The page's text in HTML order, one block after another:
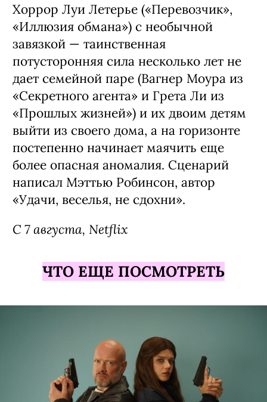
Хоррор Луи Летерье («Перевозчик»,
«Иллюзия обмана») с необычной
завязкой — таинственная
потусторонняя сила несколько лет не
дает семейной паре (Вагнер Моура из
«Секретного агента» и Грета Ли из
«Прошлых жизней») и их двоим детям
выйти из своего дома, а на горизонте
постепенно начинает маячить еще
более опасная аномалия. Сценарий
написал Мэттью Робинсон, автор
«Удачи, веселья, не сдохни».
С 7 августа, Netflix
ЧТО ЕЩЕ ПОСМОТРЕТЬ